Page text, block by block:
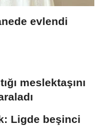
evlendi
meslektaşını
Ligde beşinci